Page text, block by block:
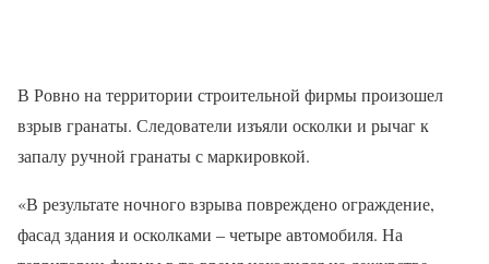
В Ровно на территории строительной фирмы произошел
взрыв гранаты. Следователи изъяли осколки и рычаг к
запалу ручной гранаты с маркировкой.
«В результате ночного взрыва повреждено ограждение,
фасад здания и осколками – четыре автомобиля. На